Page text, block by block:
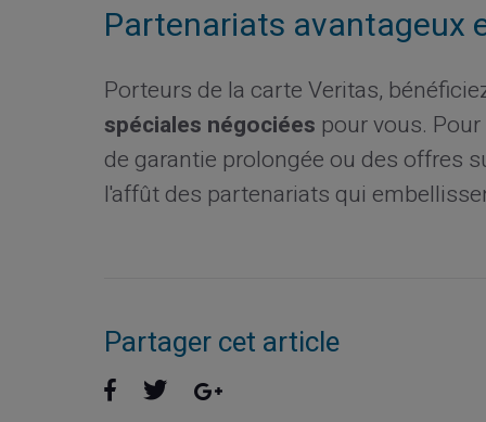
Partenariats avantageux
Porteurs de la carte Veritas,
spéciales négociées pour vous.
de garantie prolongée ou des offres
l'affût des partenariats qui
Partager cet article